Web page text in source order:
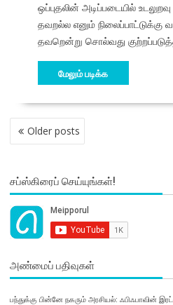
ஒப்புதலின் அடிப்படையில்
தவறல்ல எனும் நிலைப்பாட்டுக்கு
தவறென்று சொல்வது
மேலும் படிக்க
POSTS
NAVIGATION
Older posts
சப்ஸ்கிரைப் செய்யுங்கள்!
அண்மைப் பதிவுகள்
பந்துக்கு பின்னே நகரும் அரசியல்: ஃபிஃபாவின்